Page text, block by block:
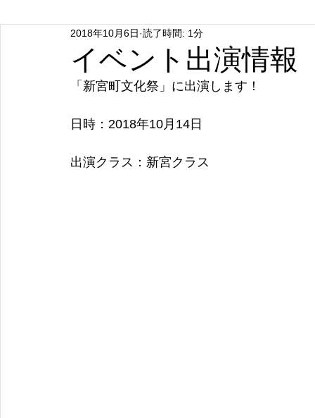
イベント出演情報
2018年10月6日 読了時間: 1分
「新宮町文化祭」に出演します！
日時：2018年10月14日
出演クラス：新宮クラス